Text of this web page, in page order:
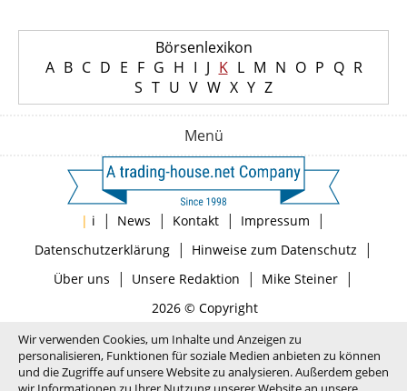
Börsenlexikon
A B C D E F G H I J K L M N O P Q R
S T U V W X Y Z
Menü
| i | News | Kontakt | Impressum |
Datenschutzerklärung| Hinweise zum Datenschutz |
Über uns | Unsere Redaktion | Mike Steiner|
2026 © Copyright
Wir verwenden Cookies, um Inhalte und Anzeigen zu
personalisieren, Funktionen für soziale Medien anbieten zu können
und die Zugriffe auf unsere Website zu analysieren. Außerdem geben